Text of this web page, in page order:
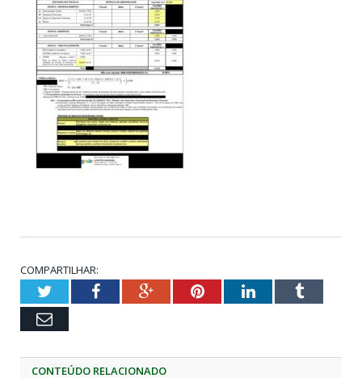
COMPARTILHAR:
TwitterFacebookGoogle+PinterestLinkedInTumblr
Email
CONTEÚDO RELACIONADO